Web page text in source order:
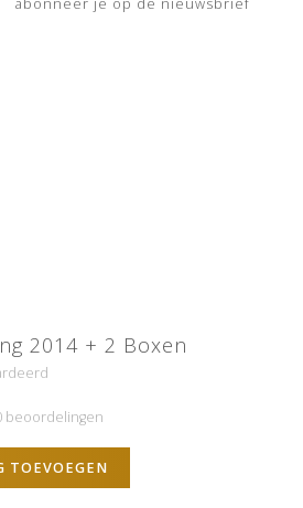
abonneer je op de nieuwsbrief
2014 + 2 Boxen
beoordelingen
TOEVOEGEN